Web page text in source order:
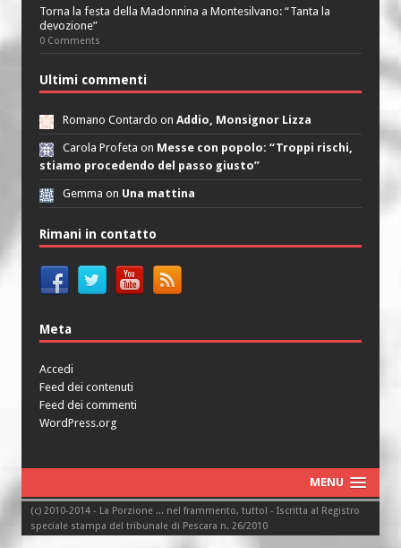
Torna la festa della Madonnina a Montesilvano: “Tanta la
devozione”
0 Comments
Ultimi commenti
Romano Contardo on Addio, Monsignor Lizza
Carola Profeta on Messe con popolo: “Troppi rischi,
stiamo procedendo del passo giusto”
Gemma on Una mattina
Rimani in contatto
Meta
Accedi
Feed dei contenuti
Feed dei commenti
WordPress.org
MENU
(c) 2010-2014 - La Porzione ... nel frammento, tutto! - Iscritta al Registro
speciale stampa del tribunale di Pescara n. 26/2010